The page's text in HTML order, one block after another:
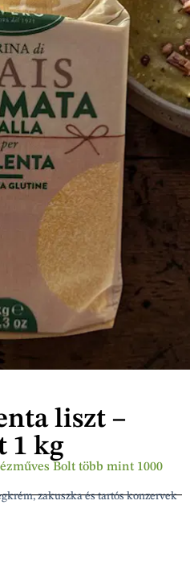
Bolt több mint 1000
zakuszka és tartós konzervek
liszt –
1 kg